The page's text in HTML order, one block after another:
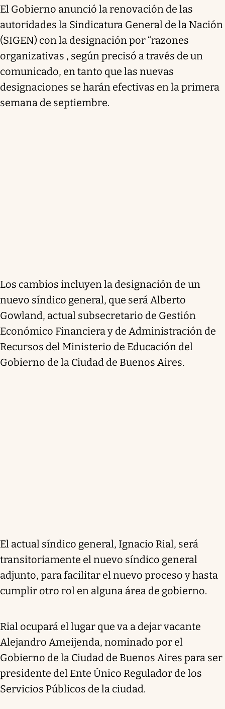
El Gobierno anunció la renovación de las
autoridades la Sindicatura General de la Nación
(SIGEN) con la designación por “razones
organizativas , según precisó a través de un
comunicado, en tanto que las nuevas
designaciones se harán efectivas en la primera
semana de septiembre.
Los cambios incluyen la designación de un
nuevo síndico general, que será Alberto
Gowland, actual subsecretario de Gestión
Económico Financiera y de Administración de
Recursos del Ministerio de Educación del
Gobierno de la Ciudad de Buenos Aires.
El actual síndico general, Ignacio Rial, será
transitoriamente el nuevo síndico general
adjunto, para facilitar el nuevo proceso y hasta
cumplir otro rol en alguna área de gobierno.
Rial ocupará el lugar que va a dejar vacante
Alejandro Ameijenda, nominado por el
Gobierno de la Ciudad de Buenos Aires para ser
presidente del Ente Único Regulador de los
Servicios Públicos de la ciudad.